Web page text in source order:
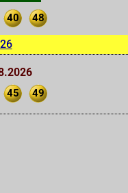
40 48
45 49